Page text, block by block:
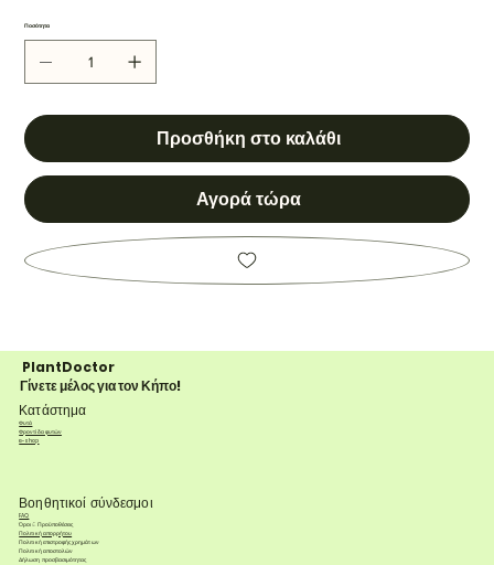
Ποσότητα
Προσθήκη στο καλάθι
Αγορά τώρα
PlantDoctor
Γίνετε μέλος για τον Κήπο!
Κατάστημα
Φυτά
Φροντίδα φυτών
e-shop
Βοηθητικοί σύνδεσμοι
FAQ
Όροι & Προϋποθέσεις
Πολιτική απορρήτου
Πολιτική επιστροφής χρημάτων
Πολιτική αποστολών
Δήλωση προσβασιμότητας